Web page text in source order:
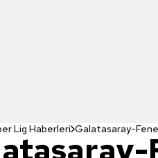
Lig Haberleri Galatasaray-